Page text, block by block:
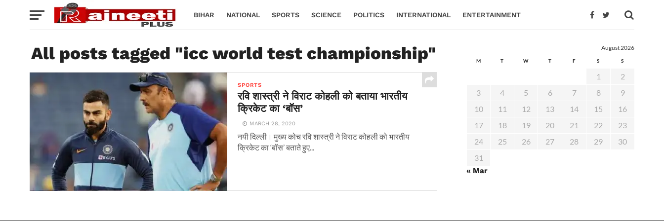
BIHAR NATIONAL SPORTS SCIENCE POLITICS INTERNATIONAL ENTERTAINMENT
All posts tagged "icc world test championship"
SPORTS
रवि शास्त्री ने विराट कोहली को बताया भारतीय
क्रिकेट का ‘बॉस’
MARCH 28, 2020
नयी दिल्ली। मुख्य कोच रवि शास्त्री ने विराट कोहली को भारतीय
क्रिकेट का ‘बॉस’ बताते हुए...
August 2026
M T W T F S S
1
2
3
4 5 6 7 8
9
10
11 12 13 14 15
16
17
18 19 20 21 22
23
24
25 26 27 28 29
30
31
« Mar